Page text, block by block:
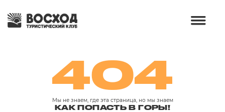
404
Мы не знаем, где эта страница, но мы знаем
КАК ПОПАСТЬ В ГОРЫ!